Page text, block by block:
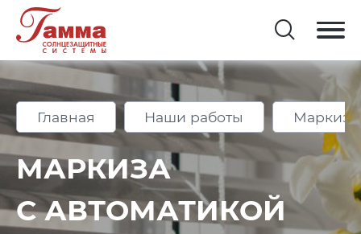
Главная Наши работы
МАРКИЗА
С АВТОМАТИКОЙ